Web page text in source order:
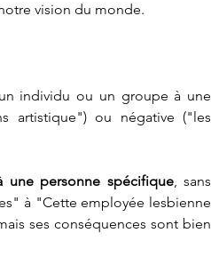
vision du monde.
individu ou un groupe à une
artistique") ou négative ("les
une personne spécifique, sans
à "Cette employée lesbienne
ses conséquences sont bien